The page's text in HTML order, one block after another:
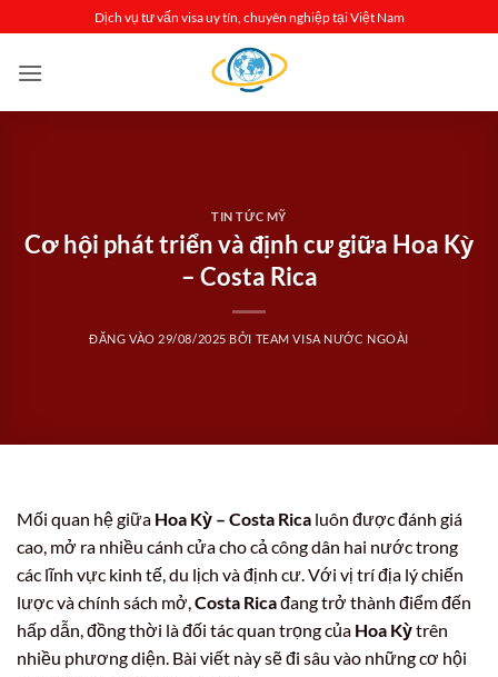
qua
nội
Dịch vụ tư vấn visa uy tín, chuyên nghiệp tại Việt Nam
TIN TỨC MỸ
Cơ hội phát triển và định cư giữa Hoa Kỳ
– Costa Rica
ĐĂNG VÀO 29/08/2025 BỞI TEAM VISA NƯỚC NGOÀI
Mối quan hệ giữa Hoa Kỳ – Costa Rica luôn được đánh giá
cao, mở ra nhiều cánh cửa cho cả công dân hai nước trong
các lĩnh vực kinh tế, du lịch và định cư. Với vị trí địa lý chiến
lược và chính sách mở,Costa Ricađang trở thành điểm đến
hấp dẫn, đồng thời là đối tác quan trọng của Hoa Kỳtrên
nhiều phương diện. Bài viết này sẽ đi sâu vào những cơ hội